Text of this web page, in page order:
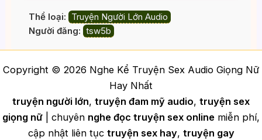
Thể loại: Truyện Người Lớn Audio
Người đăng: tsw5b
Copyright © 2026 Nghe Kể Truyện Sex Audio Giọng Nữ
Hay Nhất
truyện người lớn, truyện đam mỹ audio, truyện sex
giọng nữ | chuyên nghe đọc truyện sex online miễn phí,
cập nhật liên tục truyện sex hay, truyện gay